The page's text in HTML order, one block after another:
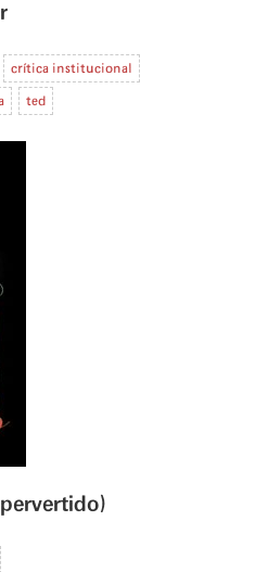
crítica institucional
ted